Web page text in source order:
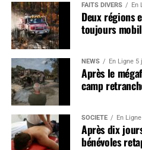
FAITS DIVERS En
Deux régions
toujours
NEWS En Ligne 5
Après le
camp
SOCIÉTÉ En
Après dix
bénévoles